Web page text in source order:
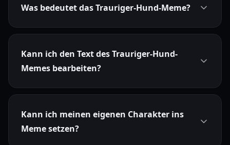
Was bedeutet das Trauriger-Hund-Meme?
Kann ich den Text des Trauriger-Hund-
Memes bearbeiten?
Kann ich meinen eigenen Charakter ins
Meme setzen?